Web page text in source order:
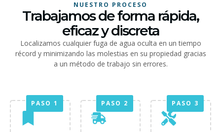
NUESTRO PROCESO
Trabajamos de forma rápida,
eficaz y discreta
Localizamos cualquier fuga de agua oculta en un tiempo
récord y minimizando las molestias en su propiedad gracias
a un método de trabajo sin errores.
PASO 1 PASO 2 PASO 3